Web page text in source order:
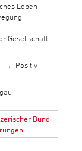
Leben
Gesellschaft
Positiv
Bund